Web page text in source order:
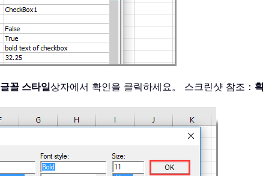
글꼴 스타일상자에서 확인을 클릭하세요。 스크린샷 참조：